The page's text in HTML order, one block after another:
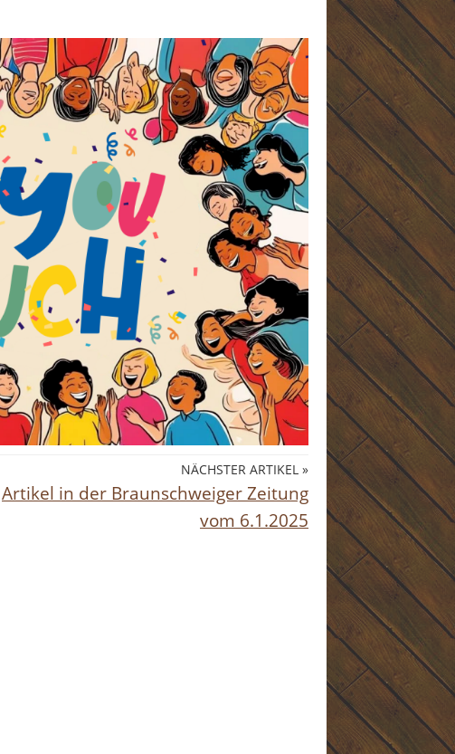
NÄCHSTER ARTIKEL »
Artikel in der Braunschweiger Zeitung
vom 6.1.2025